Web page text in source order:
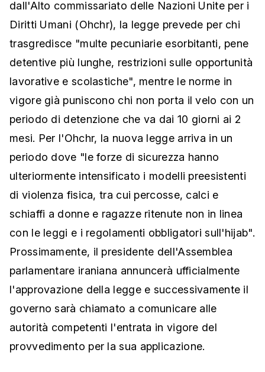
dall'Alto commissariato delle Nazioni Unite per i
Diritti Umani (Ohchr), la legge prevede per chi
trasgredisce "multe pecuniarie esorbitanti, pene
detentive più lunghe, restrizioni sulle opportunità
lavorative e scolastiche", mentre le norme in
vigore già puniscono chi non porta il velo con un
periodo di detenzione che va dai 10 giorni ai 2
mesi. Per l'Ohchr, la nuova legge arriva in un
periodo dove "le forze di sicurezza hanno
ulteriormente intensificato i modelli preesistenti
di violenza fisica, tra cui percosse, calci e
schiaffi a donne e ragazze ritenute non in linea
con le leggi e i regolamenti obbligatori sull'hijab".
Prossimamente, il presidente dell'Assemblea
parlamentare iraniana annuncerà ufficialmente
l'approvazione della legge e successivamente il
governo sarà chiamato a comunicare alle
autorità competenti l'entrata in vigore del
provvedimento per la sua applicazione.